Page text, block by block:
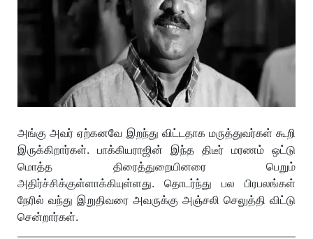
அங்கு அவர் ஏற்கனவே இறந்து விட்டதாக மருத்துவர்கள் கூறி
இருக்கிறார்கள். பாக்கியராஜின் இந்த திடீர் மரணம் ஒட்டு
மொத்த திரைத்துறையினரை பெறும்
அதிர்ச்சிக்குள்ளாக்கியுள்ளது. தொடர்ந்து பல பிரபலங்கள்
நேரில் வந்து இறுதிவரை அவருக்கு அஞ்சலி செலுத்தி விட்டு
சென்றார்கள்.